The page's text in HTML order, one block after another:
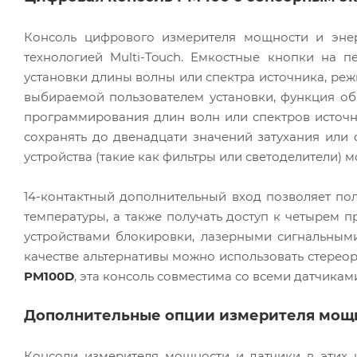
Консоль цифрового измерителя мощности и
технологией Multi-Touch. Емкостные кнопки на
установки длины волны или спектра источника,
выбираемой пользователем установки, функция
программирования длин волн или спектров
сохранять до двенадцати значений затухания
устройства (такие как фильтры или
14-контактный дополнительный вход позволяет
температуры, а также получать доступ к
устройствами блокировки, лазерными
качестве альтернативы можно использовать
PM100D, эта консоль совместима со всеми
Дополнительные опции измерителя